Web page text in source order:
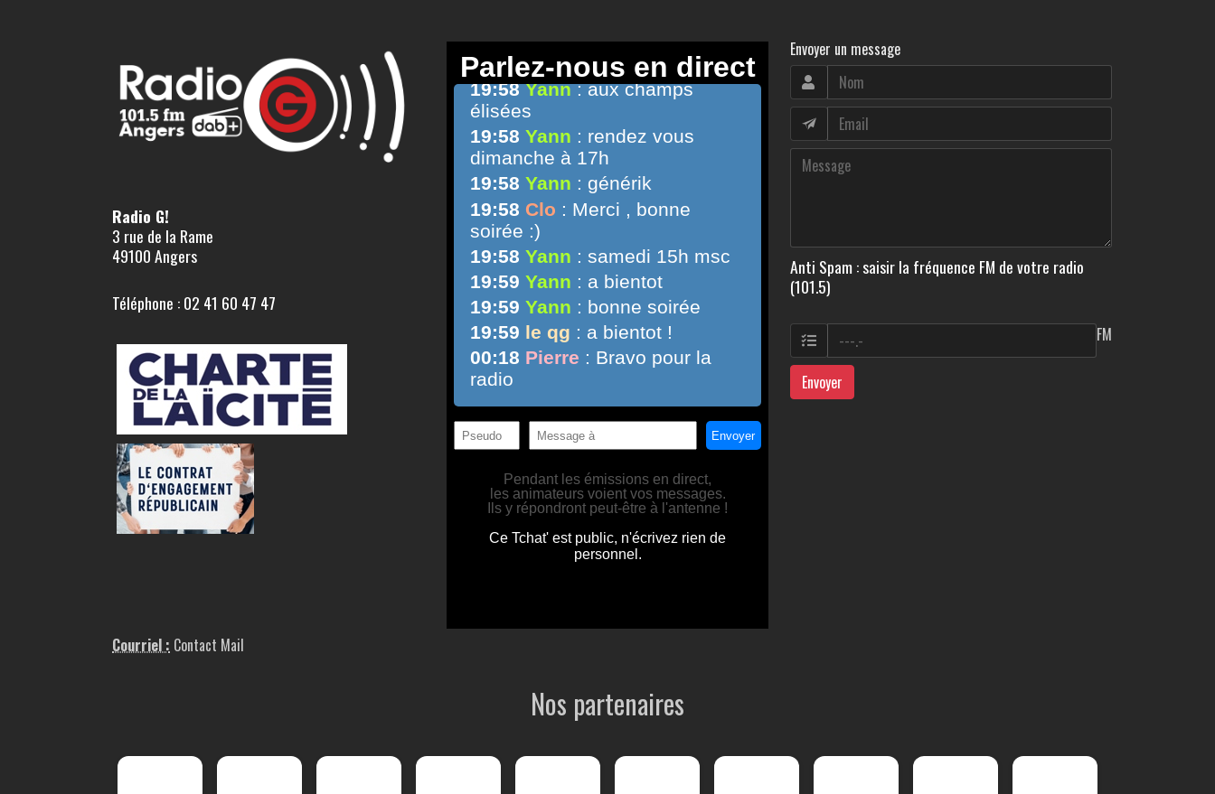
Radio G!
3 rue de la Rame
49100 Angers
Téléphone : 02 41 60 47 47
Courriel : Contact Mail
Envoyer un message
Anti Spam : saisir la fréquence FM de votre radio
(101.5)
FM
Envoyer
Nos partenaires